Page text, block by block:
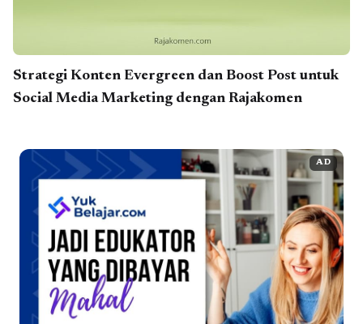
Strategi Konten Evergreen dan Boost Post untuk
Social Media Marketing dengan Rajakomen
AD